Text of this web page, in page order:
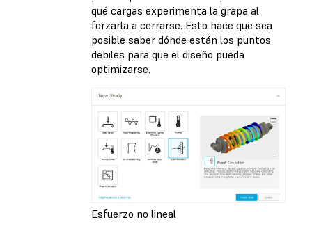
qué cargas experimenta la grapa al
forzarla a cerrarse. Esto hace que sea
posible saber dónde están los puntos
débiles para que el diseño pueda
optimizarse.
Esfuerzo no lineal